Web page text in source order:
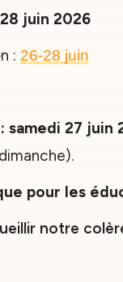
juin 2026
: 26-28 juin
27 juin
pour les
notre